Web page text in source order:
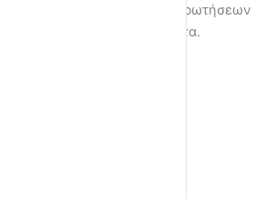
σωστά το 80% το ερωτήσεων
στην επόμενη ενότητα.